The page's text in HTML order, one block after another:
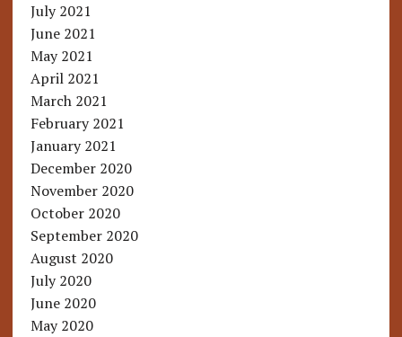
July 2021
June 2021
May 2021
April 2021
March 2021
February 2021
January 2021
December 2020
November 2020
October 2020
September 2020
August 2020
July 2020
June 2020
May 2020